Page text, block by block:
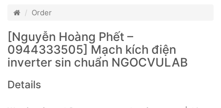
Order
[Nguyễn Hoàng Phết –
0944333505] Mạch kích điện
inverter sin chuẩn NGOCVULAB
Details